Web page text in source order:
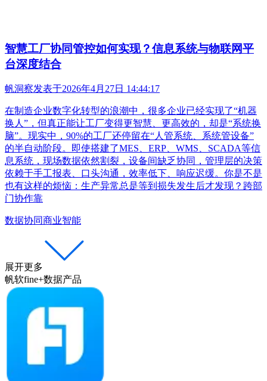
智慧工厂协同管控如何实现？信息系统与物联网平
台深度结合
帆洞察发表于2026年4月27日 14:44:17
在制造企业数字化转型的浪潮中，很多企业已经实现了“机器
换人”，但真正能让工厂变得更智慧、更高效的，却是“系统换
脑”。现实中，90%的工厂还停留在“人管系统、系统管设备”
的半自动阶段。即使搭建了MES、ERP、WMS、SCADA等信
息系统，现场数据依然割裂，设备间缺乏协同，管理层的决策
依赖于手工报表、口头沟通，效率低下、响应迟缓。你是不是
也有这样的烦恼：生产异常总是等到损失发生后才发现？跨部
门协作靠
数据协同商业智能
展开更多
帆软fine+数据产品